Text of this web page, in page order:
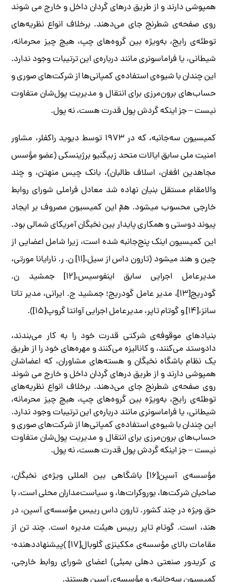
همپوشی دارند و از طریق درهای گردان داخل و خارج می ­شوند
روی صفحه‌­ی شطرنج جای می­‌دهند. برخلاف انواع نظریه­‌های
توطئه‌­ی رایج، به­‌ویژه بین گروه‌های چپ، هیچ چیز محرمانه،
شیطانی، یا فراماسونری مانند درباره­‌ی این ترتیبات وجود ندارد.
این چندان با شیوه­‌ی استفاده­‌ی کمپانی‌­ها از شرکت­‌های صوری و
حساب­‌های برون­‌مرزی برای انتقال و مدیریت پول­‌شان متفاوت
نیست – جز این­که گردش پول قدرت هست، نه پول.
کمیسیون سه‌جانبه، که در ۱۹۷۳ توسط دیوید راکفلر، مشاور
امنیت ملی سابق ایالات متحد زبیگنیو برژینسکی (عضو مؤسس
مجاهدین افغان، اسلاف طالبان)، بانک چیس منهتن، و چند
والامقام مستقل بنیان نهاده شد معادل فراملی شورای روابط
خارجی محسوب می­شود. همّ این کمیسیون مصروف بر ایجاد
پیوند دوستی و همکاری پایدار بین نخبگان آمریکای شمالی بود.
این کمیسیون اینک پنج‌جانبه شده است، زیرا شامل اعضایی از
چین و هند می­شود (تارون داس از سیل،[۱۱] ن. ر. نارایانا مورتی،
مدیرعامل اجرایی سابق اینفوسیس،[۱۲] جمشید ن.
گودریج[۱۳]، مدیر عامل گودریج؛ جمشید ج. ایرانی، مدیر تاتا
سانز،[۱۴] و گوتام تاپر، مدیرعامل اجرایی آوانتا گروپ[۱۵]).
بنیادهای موقوفه­‌ی شرکتی قدرت خود را به­ کار می‌­بندند،
دادوستد می‌­کنند، و کانالیزه­ می­‌کنند و مهره­‌های خود را از طریق
یک نظام باشگاه نخبگان و هسته­‌های مشاوران، که اعضاشان
همپوشی دارند و از طریق درهای گردان داخل و خارج می ­شوند
روی صفحه‌­ی شطرنج جای می­‌دهند. برخلاف انواع نظریه­‌های
توطئه‌­ی رایج، به­‌ویژه بین گروه‌های چپ، هیچ چیز محرمانه،
شیطانی، یا فراماسونری مانند درباره­‌ی این ترتیبات وجود ندارد.
این چندان با شیوه­‌ی استفاده­‌ی کمپانی‌­ها از شرکت­‌های صوری و
حساب­‌های برون­‌مرزی برای انتقال و مدیریت پول­‌شان متفاوت
نیست – جز این­که گردش پول قدرت هست، نه پول.
مؤسسه­‌ی آسپن[۱۶] باشگاهی بین ­المللی ویژه­‌ی نخبگان،
صاحبان شرکت­‌ها، بوروکرات­‌ها، و سیاست‌­مداران محلی است، با
حق ویژه در چند کشور. تارون داس رییس مؤسسه­‌ی آسپن، در
هند، است. گوتام تاپر رییس هیئت مدیره است. چند تن از
مقامات بالای مؤسسه­‌‌ی مک­کینزی گلوبال[۱۷] )پیشنهاددهنده‌‌­
ی کریدور صنعتی دهلی بمبئی) اعضای شورای روابط خارجی،